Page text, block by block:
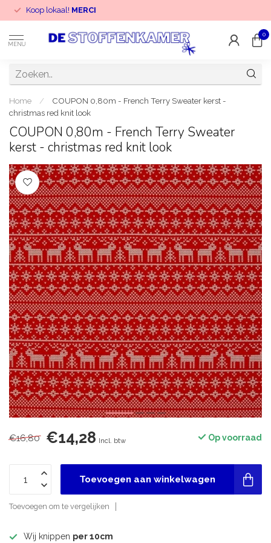
Koop lokaal! MERCI
MENU
0
Home /
COUPON 0,80m - French Terry Sweater kerst -
christmas red knit look
COUPON 0,80m - French Terry Sweater
kerst - christmas red knit look
€16,80 €14,28 Incl. btw Op voorraad
Toevoegen aan winkelwagen
Toevoegen om te vergelijken
Wij knippen per 10cm